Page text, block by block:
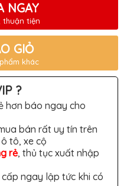
NGAY
thuận tiện
GIỎ
khác
?
hơn báo ngay cho
bán rất uy tín trên
tô, xe cộ
rẻ, thủ tục xuất nhập
ngay lập tức khi có